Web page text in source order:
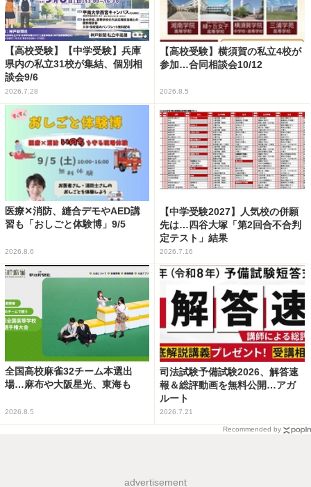
【高校受験】【中学受験】兵庫
県内の私立31校が集結、個別相
談会9/6
2026.7.28
【高校受験】横須賀の私立4校が
参加…合同相談会10/12
2026.8.5
医療✕消防、縫合デモやAED講
習も「おしごと体験博」9/5
2026.8.6
【中学受験2027】人気校の併願
先は…四谷大塚「第2回合不合判
定テスト」結果
2026.7.16
全国高校麻雀32チーム本選出
場…麻布や大阪星光、東海も
2026.8.5
司法試験予備試験2026、解答速
報＆総評動画を無料公開…アガ
ルート
2026.7.21
Recommended by
advertisement